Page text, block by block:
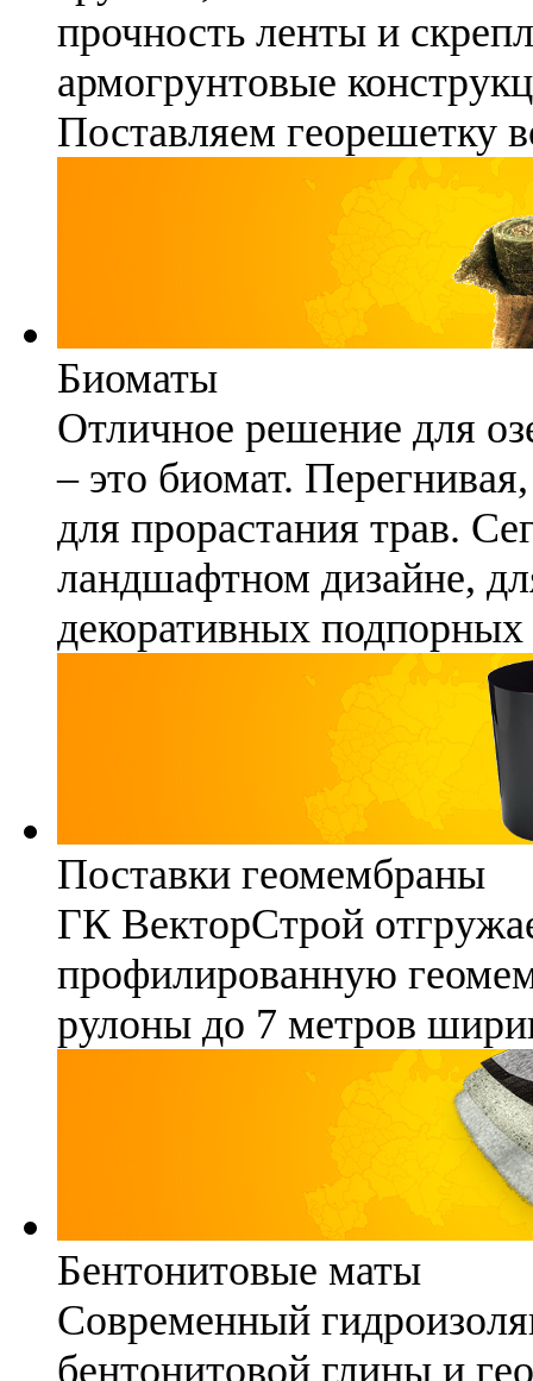
прочность ленты и
армогрунтовые
Поставляем георешетку
Биоматы
Отличное решение для
– это биомат.
для прорастания трав.
ландшафтном дизайне,
декоративных подпорных
Поставки геомембраны
ГК ВекторСтрой
профилированную
рулоны до 7 метров
Бентонитовые маты
Современный
бентонитовой глины и